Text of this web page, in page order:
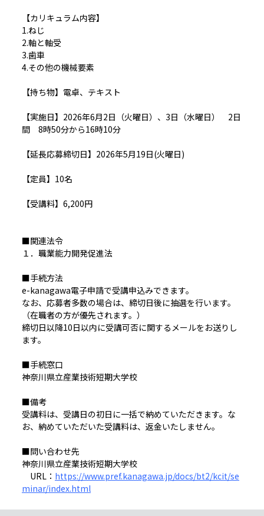
【カリキュラム内容】
1.ねじ
2.軸と軸受
3.歯車
4.その他の機械要素
【持ち物】電卓、テキスト
【実施日】2026年6月2日（火曜日）、3日（水曜日） 2日
間 8時50分から16時10分
【延長応募締切日】2026年5月19日(火曜日)
【定員】10名
【受講料】6,200円
■関連法令
１．職業能力開発促進法
■手続方法
e-kanagawa電子申請で受講申込みできます。
なお、応募者多数の場合は、締切日後に抽選を行います。
（在職者の方が優先されます。）
締切日以降10日以内に受講可否に関するメールをお送りし
ます。
■手続窓口
神奈川県立産業技術短期大学校
■備考
受講料は、受講日の初日に一括で納めていただきます。な
お、納めていただいた受講料は、返金いたしません。
■問い合わせ先
神奈川県立産業技術短期大学校
URL： https://www.pref.kanagawa.jp/docs/bt2/kcit/se
minar/index.html